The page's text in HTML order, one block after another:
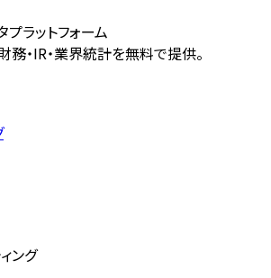
ラットフォーム
・IR・業界統計を無料で提供。
ング